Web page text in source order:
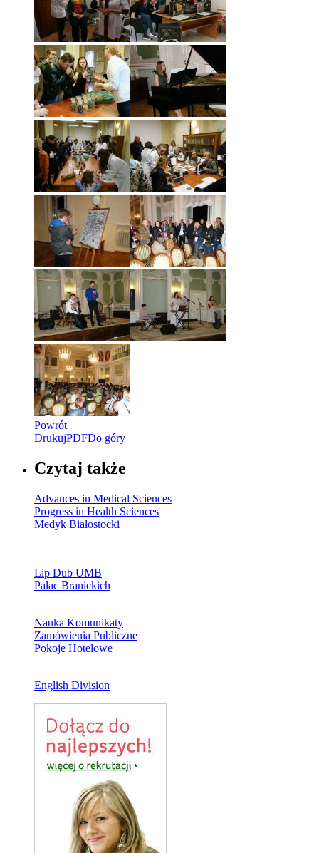
Powrót
DrukujPDFDo góry
Czytaj także
Advances in Medical Sciences
Progress in Health Sciences
Medyk Białostocki
Lip Dub UMB
Pałac Branickich
Nauka Komunikaty
Zamówienia Publiczne
Pokoje Hotelowe
English Division